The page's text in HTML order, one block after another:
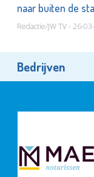
naar buiten de
Redactie/JW TV - 26-
Bedrijven